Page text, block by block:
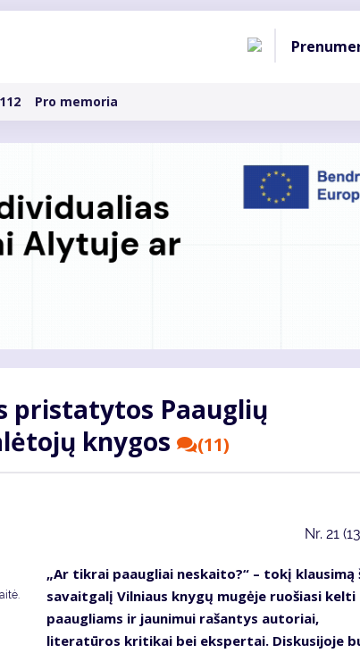
112 Pro memoria
pristatytos Paauglių
knygos
(11)
Nr. 21
„Ar tikrai paaugliai neskaito?“ – tokį klausimą
savaitgalį Vilniaus knygų mugėje ruošiasi kelti
paaugliams ir jaunimui rašantys autoriai,
literatūros kritikai bei ekspertai. Diskusijoje